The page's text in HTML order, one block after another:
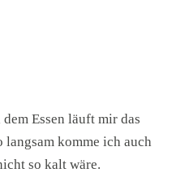
Essen läuft mir das
langsam komme ich auch
so kalt wäre.